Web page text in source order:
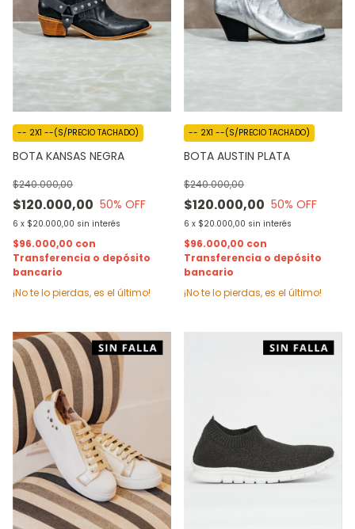
BOTA KANSAS NEGRA
$120.000,00
$240.000,00
50% OFF
6 x $20.000,00 sin interés
-- 2X1 --(S/PRECIO TACHADO)
$96.000,00 con
Transferencia o depósito
bancario
¡No te lo pierdas, es el último!
BOTA AUSTIN PLATA
$120.000,00
$240.000,00
50% OFF
6 x $20.000,00 sin interés
-- 2X1 --(S/PRECIO TACHADO)
$96.000,00 con
Transferencia o depósito
bancario
¡No te lo pierdas, es el último!